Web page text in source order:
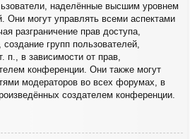
наделённые высшим уровнем
Они могут управлять всеми аспектами
разграничение прав доступа,
групп пользователей,
п., в зависимости от прав,
конференции. Они также могут
модераторов во всех форумах, в
создателем конференции.